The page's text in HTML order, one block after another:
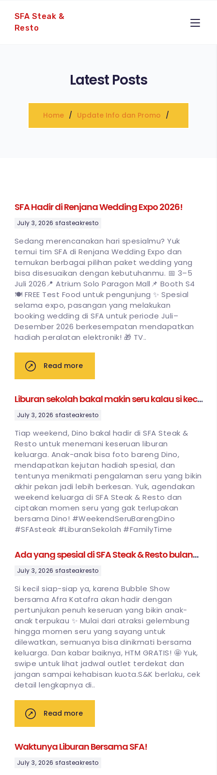
SFA Steak &
Resto
Latest Posts
Home Update Info dan Promo
SFA Hadir di Renjana Wedding Expo 2026!
July 3, 2026 sfasteakresto
Sedang merencanakan hari spesialmu? Yuk
temui tim SFA di Renjana Wedding Expo dan
temukan berbagai pilihan paket wedding yang
bisa disesuaikan dengan kebutuhanmu. 📅 3–5
Juli 2026📍 Atrium Solo Paragon Mall📌 Booth S4
🍽 FREE Test Food untuk pengunjung ✨ Spesial
selama expo, pasangan yang melakukan
booking wedding di SFA untuk periode Juli–
Desember 2026 berkesempatan mendapatkan
hadiah peralatan elektronik! 🎁 TV..
Read more
Liburan sekolah bakal makin seru kalau si kecil
July 3, 2026 sfasteakresto
Tiap weekend, Dino bakal hadir di SFA Steak &
Resto untuk menemani keseruan liburan
keluarga. Anak-anak bisa foto bareng Dino,
mendapatkan kejutan hadiah spesial, dan
tentunya menikmati pengalaman seru yang bikin
akhir pekan jadi lebih berkesan. Yuk, agendakan
weekend keluarga di SFA Steak & Resto dan
ciptakan momen seru yang gak terlupakan
bersama Dino! #WeekendSeruBarengDino
#SFAsteak #LiburanSekolah #FamilyTime
Ada yang spesial di SFA Steak & Resto bulan
July 3, 2026 sfasteakresto
Si kecil siap-siap ya, karena Bubble Show
bersama Afra Katafra akan hadir dengan
pertunjukan penuh keseruan yang bikin anak-
anak terpukau ✨ Mulai dari atraksi gelembung
hingga momen seru yang sayang untuk
dilewatkan, semuanya bisa dinikmati bersama
keluarga. Dan kabar baiknya, HTM GRATIS! 🤩 Yuk,
swipe untuk lihat jadwal outlet terdekat dan
jangan sampai kehabisan kuota.S&K berlaku, cek
detail lengkapnya di..
Read more
Waktunya Liburan Bersama SFA!
July 3, 2026 sfasteakresto